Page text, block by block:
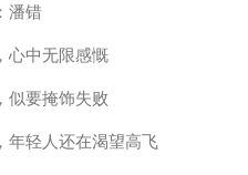
潘错
心中无限感慨
似要掩饰失败
年轻人还在渴望高飞